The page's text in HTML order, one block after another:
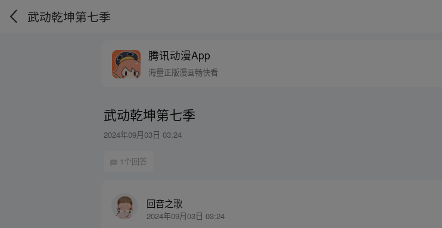
武动乾坤第七季
腾讯动漫App
海量正版漫画畅快看
武动乾坤第七季
2024年09月03日 03:24
1个回答
回音之歌
2024年09月03日 03:24